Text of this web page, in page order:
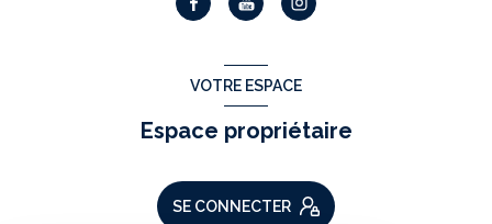
VOTRE ESPACE
Espace propriétaire
SE CONNECTER